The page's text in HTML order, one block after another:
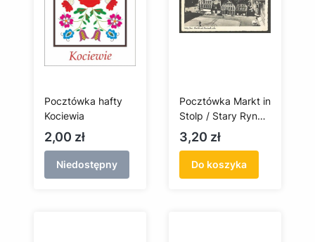
Pocztówka hafty
Kociewia
Cena
2,00 zł
Niedostępny
Pocztówka Markt in
Stolp / Stary Rynek
w Słupsku
Cena
3,20 zł
Do koszyka